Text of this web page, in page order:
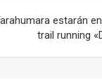
estarán
trail running